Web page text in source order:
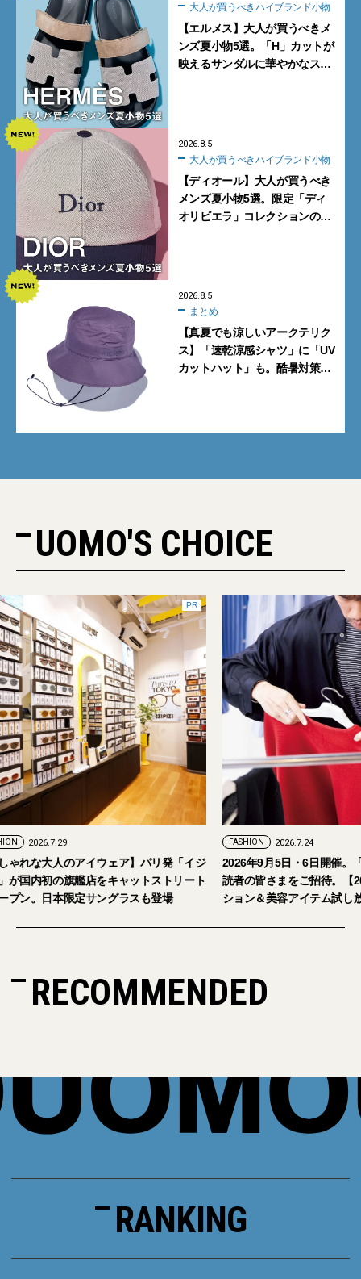
大人が買うべきハイブランド小物
【エルメス】大人が買うべきメ
ンズ夏小物5選。「H」カットが
映えるサンダルに華やかなス
2026.8.5
大人が買うべきハイブランド小物
【ディオール】大人が買うべき
メンズ夏小物5選。限定「ディ
オリビエラ」コレクションの
2026.8.5
まとめ
【真夏でも涼しいアークテリク
ス】「速乾涼感シャツ」に「UV
カットハット」も。酷暑対策に
UOMO'S CHOICE
FASHION
【おしゃれな大人のアイウェア】パリ発「イジ
ピジ」が国内初の旗艦店をキャットストリート
にオープン。日本限定サングラスも登場
FASHION
2026年9月5日・6
読者の皆さまをご
ション＆美容アイ
RECOMMENDED
RANKING